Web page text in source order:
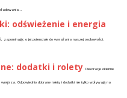
odświeżenie i energia
o jej potencjale do wyrażania naszej osobowości.
dodatki i rolety Dekoracje okienne
Odpowiednio dobrane rolety i dodatki nie tylko wpływają na